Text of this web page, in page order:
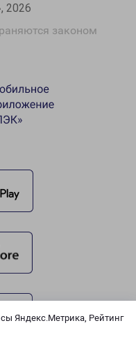
Яндекс.Метрика, Рейтинг
2026
законом